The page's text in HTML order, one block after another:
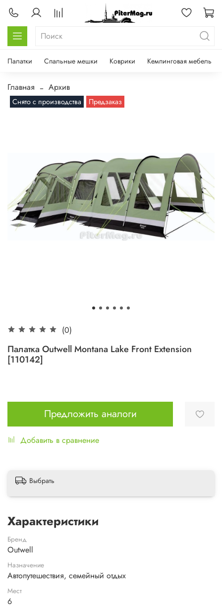
Палатки Спальные мешки Коврики Кемпинговая мебель
Главная Архив
Снято с производства Предзаказ
(0)
Палатка Outwell Montana Lake Front Extension
[110142]
Предложить аналоги
Добавить в сравнение
Выбрать
Характеристики
Бренд
Outwell
Назначение
Автопутешествия, семейный отдых
Мест
6